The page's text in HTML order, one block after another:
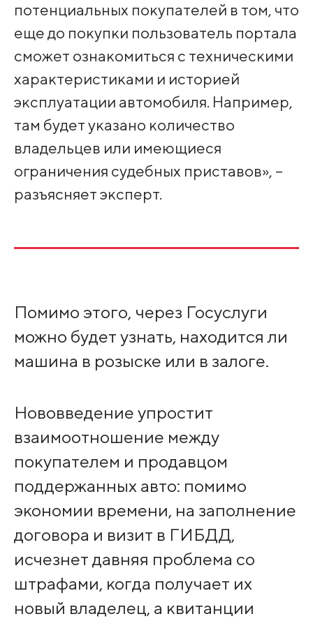
потенциальных покупателей в том, что
еще до покупки пользователь портала
сможет ознакомиться с техническими
характеристиками и историей
эксплуатации автомобиля. Например,
там будет указано количество
владельцев или имеющиеся
ограничения судебных приставов», –
разъясняет эксперт.
Помимо этого, через Госуслуги
можно будет узнать, находится ли
машина в розыске или в залоге.
Нововведение упростит
взаимоотношение между
покупателем и продавцом
поддержанных авто: помимо
экономии времени, на заполнение
договора и визит в ГИБДД,
исчезнет давняя проблема со
штрафами, когда получает их
новый владелец, а квитанции